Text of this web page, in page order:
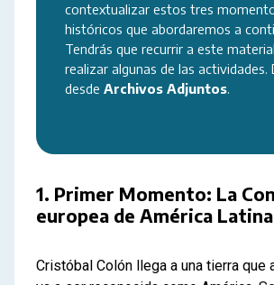
contextualizar estos tres
históricos que abordaremos a
Tendrás que recurrir a este
realizar algunas de las actividades.
desde Archivos Adjuntos.
1. Primer Momento: La
europea de América
Cristóbal Colón llega a una tierra que